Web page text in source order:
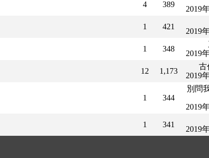
4 389
2019
1 421
2019
1 348
2019
12 1,173
古
2019
1 344
別問
2019
1 341
2019